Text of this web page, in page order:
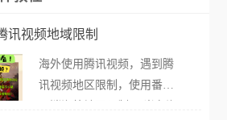
讯视频地域限制
海外使用腾讯视频，遇到腾
讯视频地区限制，使用番茄